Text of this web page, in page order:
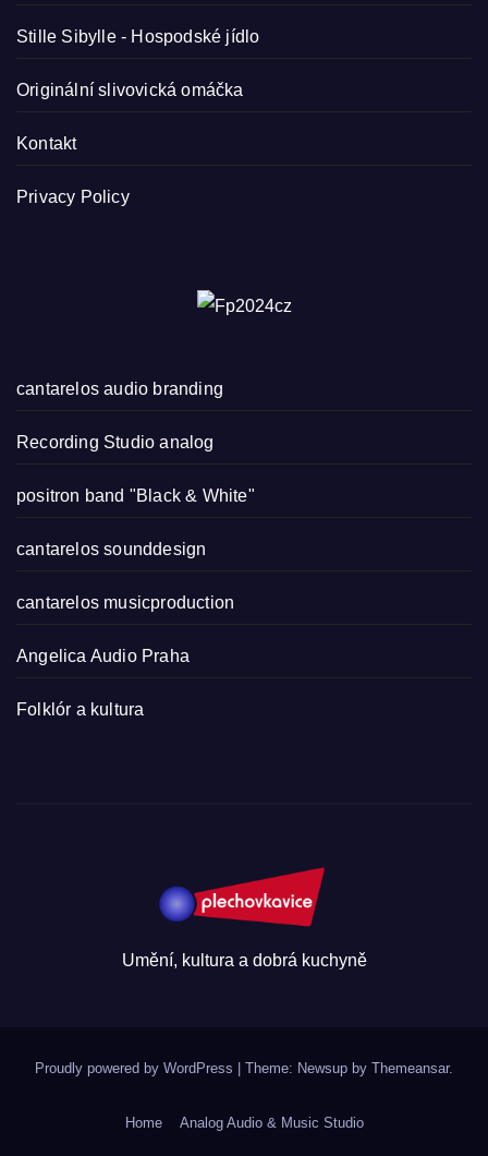
Stille Sibylle - Hospodské jídlo
Originální slivovická omáčka
Kontakt
Privacy Policy
cantarelos audio branding
Recording Studio analog
positron band "Black & White"
cantarelos sounddesign
cantarelos musicproduction
Angelica Audio Praha
Folklór a kultura
Umění, kultura a dobrá kuchyně
Proudly powered by WordPress Theme: Newsup by Themeansar.
Home Analog Audio & Music Studio